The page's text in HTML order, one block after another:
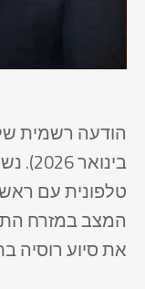
טלפונית עם
המצב במזרח
את סיוע רוסיה